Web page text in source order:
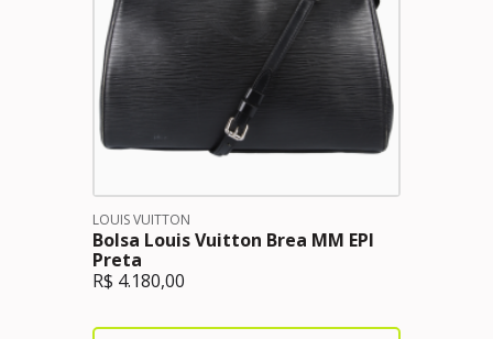
LOUIS VUITTON
Bolsa Louis Vuitton Brea MM EPI
Preta
R$ 4.180,00